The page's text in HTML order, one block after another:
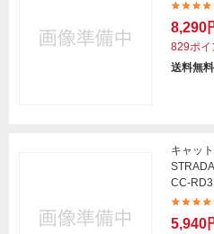
8,290
829ポイ
送料無
キャッ
CC-
5,940